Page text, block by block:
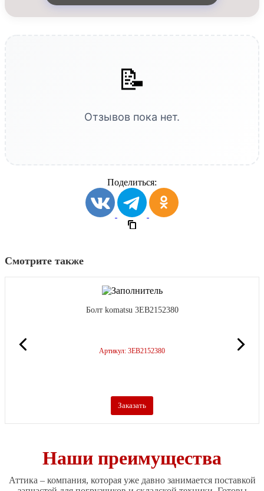
📝
Отзывов пока нет.
Поделиться:
Смотрите также
Болт komatsu 3EB2152380
Артикул: 3EB2152380
Заказать
Наши преимущества
Аттика – компания, которая уже давно занимается поставкой